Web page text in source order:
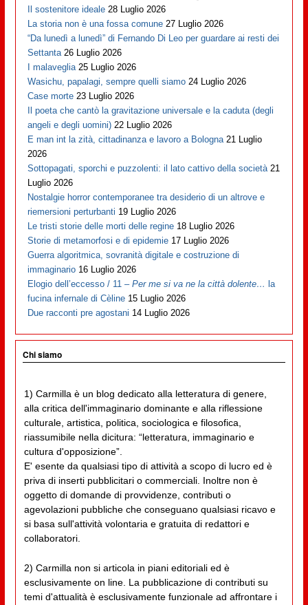
Il sostenitore ideale 28 Luglio 2026
La storia non è una fossa comune 27 Luglio 2026
“Da lunedì a lunedì” di Fernando Di Leo per guardare ai resti dei
Settanta 26 Luglio 2026
I malaveglia 25 Luglio 2026
Wasichu, papalagi, sempre quelli siamo 24 Luglio 2026
Case morte 23 Luglio 2026
Il poeta che cantò la gravitazione universale e la caduta (degli
angeli e degli uomini) 22 Luglio 2026
E man int la zità, cittadinanza e lavoro a Bologna 21 Luglio
2026
Sottopagati, sporchi e puzzolenti: il lato cattivo della società 21
Luglio 2026
Nostalgie horror contemporanee tra desiderio di un altrove e
riemersioni perturbanti 19 Luglio 2026
Le tristi storie delle morti delle regine 18 Luglio 2026
Storie di metamorfosi e di epidemie 17 Luglio 2026
Guerra algoritmica, sovranità digitale e costruzione di
immaginario 16 Luglio 2026
Elogio dell’eccesso / 11 –Per me si va ne la città dolente… la
fucina infernale di Cèline 15 Luglio 2026
Due racconti pre agostani 14 Luglio 2026
Chi siamo
1) Carmilla è un blog dedicato alla letteratura di genere,
alla critica dell'immaginario dominante e alla riflessione
culturale, artistica, politica, sociologica e filosofica,
riassumibile nella dicitura: “letteratura, immaginario e
cultura d'opposizione”.
E' esente da qualsiasi tipo di attività a scopo di lucro ed è
priva di inserti pubblicitari o commerciali. Inoltre non è
oggetto di domande di provvidenze, contributi o
agevolazioni pubbliche che conseguano qualsiasi ricavo e
si basa sull'attività volontaria e gratuita di redattori e
collaboratori.
2) Carmilla non si articola in piani editoriali ed è
esclusivamente on line. La pubblicazione di contributi su
temi d'attualità è esclusivamente funzionale ad affrontare i